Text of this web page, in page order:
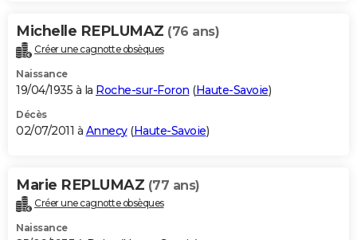
Michelle REPLUMAZ (76 ans)
Créer une cagnotte obsèques
Naissance
19/04/1935 à la Roche-sur-Foron (Haute-Savoie)
Décès
02/07/2011 à Annecy(Haute-Savoie)
Marie REPLUMAZ (77 ans)
Créer une cagnotte obsèques
Naissance